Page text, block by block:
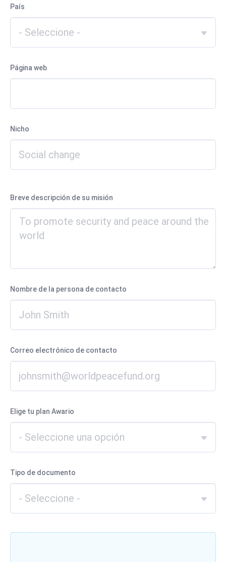
País
Página web
Nicho
Breve descripción de su misión
Nombre de la persona de contacto
Correo electrónico de contacto
Elige tu plan Awario
Tipo de documento